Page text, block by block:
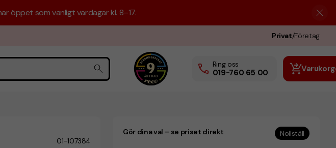
öppet som vanligt vardagar kl. 8–17.
Privat/Företag
Ring oss
019-760 65 00
01-107384
Gör dina val – se priset direkt Nollställ